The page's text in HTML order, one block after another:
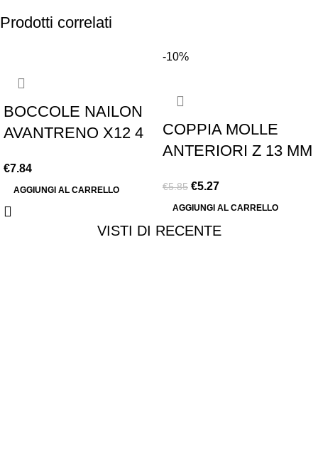
Prodotti correlati
BOCCOLE NAILON
AVANTRENO X12 4
€7.84
AGGIUNGI AL CARRELLO
-10%
COPPIA MOLLE
ANTERIORI Z 13 MM
€5.85 €5.27
AGGIUNGI AL CARRELLO
VISTI DI RECENTE